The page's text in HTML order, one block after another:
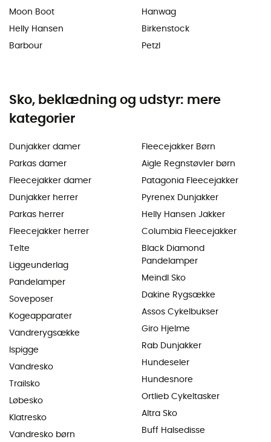
Moon Boot
Helly Hansen
Barbour
Hanwag
Birkenstock
Petzl
Sko, beklædning og udstyr: mere
kategorier
Dunjakker damer
Parkas damer
Fleecejakker damer
Dunjakker herrer
Parkas herrer
Fleecejakker herrer
Telte
Liggeunderlag
Pandelamper
Soveposer
Kogeapparater
Vandrerygsække
Ispigge
Vandresko
Trailsko
Løbesko
Klatresko
Vandresko børn
Fleecejakker Børn
Aigle Regnstøvler børn
Patagonia Fleecejakker
Pyrenex Dunjakker
Helly Hansen Jakker
Columbia Fleecejakker
Black Diamond
Pandelamper
Meindl Sko
Dakine Rygsække
Assos Cykelbukser
Giro Hjelme
Rab Dunjakker
Hundeseler
Hundesnore
Ortlieb Cykeltasker
Altra Sko
Buff Halsedisse